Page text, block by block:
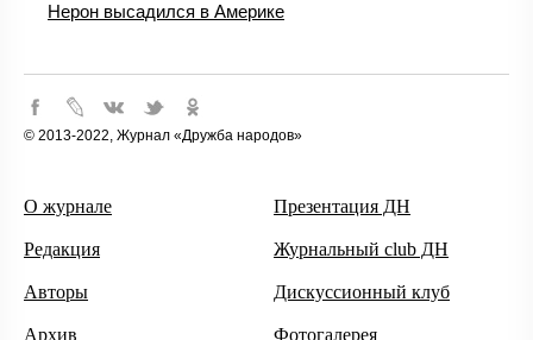
Нерон высадился в Америке
© 2013-2022, Журнал «Дружба народов»
О журнале
Редакция
Авторы
Архив
Презентация ДН
Журнальный club ДН
Дискуссионный клуб
Фотогалерея